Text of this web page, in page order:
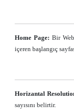
Home Page: Bir
içeren başlangıç
Horizantal
sayısını belirtir.